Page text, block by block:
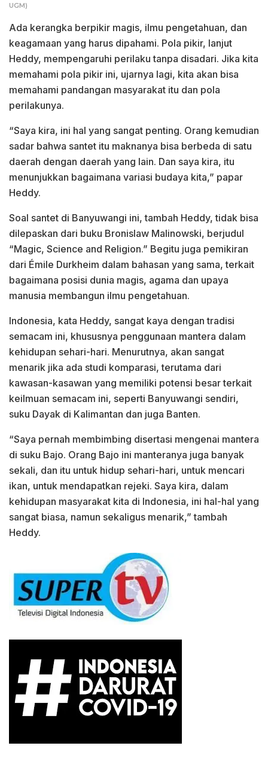
UGM)
Ada kerangka berpikir magis, ilmu pengetahuan, dan
keagamaan yang harus dipahami. Pola pikir, lanjut
Heddy, mempengaruhi perilaku tanpa disadari. Jika kita
memahami pola pikir ini, ujarnya lagi, kita akan bisa
memahami pandangan masyarakat itu dan pola
perilakunya.
“Saya kira, ini hal yang sangat penting. Orang kemudian
sadar bahwa santet itu maknanya bisa berbeda di satu
daerah dengan daerah yang lain. Dan saya kira, itu
menunjukkan bagaimana variasi budaya kita,” papar
Heddy.
Soal santet di Banyuwangi ini, tambah Heddy, tidak bisa
dilepaskan dari buku Bronislaw Malinowski, berjudul
“Magic, Science and Religion.” Begitu juga pemikiran
dari Émile Durkheim dalam bahasan yang sama, terkait
bagaimana posisi dunia magis, agama dan upaya
manusia membangun ilmu pengetahuan.
Indonesia, kata Heddy, sangat kaya dengan tradisi
semacam ini, khususnya penggunaan mantera dalam
kehidupan sehari-hari. Menurutnya, akan sangat
menarik jika ada studi komparasi, terutama dari
kawasan-kasawan yang memiliki potensi besar terkait
keilmuan semacam ini, seperti Banyuwangi sendiri,
suku Dayak di Kalimantan dan juga Banten.
“Saya pernah membimbing disertasi mengenai mantera
di suku Bajo. Orang Bajo ini manteranya juga banyak
sekali, dan itu untuk hidup sehari-hari, untuk mencari
ikan, untuk mendapatkan rejeki. Saya kira, dalam
kehidupan masyarakat kita di Indonesia, ini hal-hal yang
sangat biasa, namun sekaligus menarik,” tambah
Heddy.